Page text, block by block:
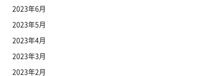
2023年6月
2023年5月
2023年4月
2023年3月
2023年2月